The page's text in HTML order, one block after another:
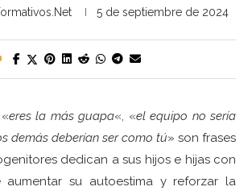
5 de septiembre de 2024
eres la más guapa«, «el equipo no sería
demás deberían ser como tú» son frases
dedican a sus hijos e hijas con
su autoestima y reforzar la